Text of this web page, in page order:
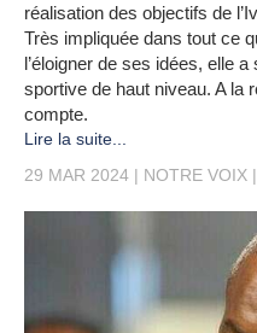
réalisation des objectifs de
Très impliquée dans tout ce
l’éloigner de ses idées, elle
sportive de haut niveau. A la
compte.
Lire la suite...
29 MAR 2024
NOTRE VOIX